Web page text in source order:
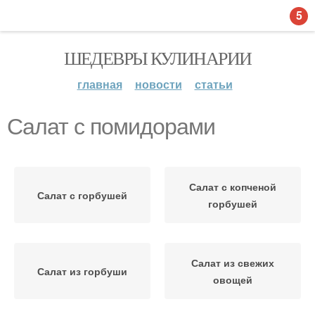
ШЕДЕВРЫ КУЛИНАРИИ
главная новости статьи
Салат с помидорами
Салат с горбушей
Салат с копченой
горбушей
Салат из горбуши
Салат из свежих
овощей
5